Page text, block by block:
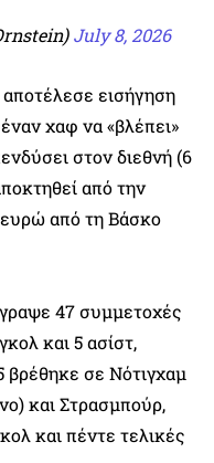
July 8, 2026
εισήγηση
χαφ να «βλέπει»
στον διεθνή (6
από την
ευρώ από τη Βάσκο
47 συμμετοχές
και 5 ασίστ,
σε Νότιγχαμ
και Στρασμπούρ,
και πέντε τελικές